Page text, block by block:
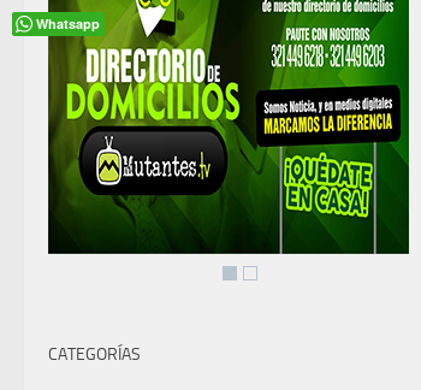
CATEGORÍAS
Whatsapp